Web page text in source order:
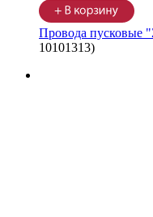
Провода пусковые
10101313)